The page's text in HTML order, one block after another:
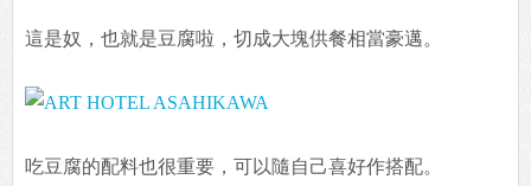
這是奴，也就是豆腐啦，切成大塊供餐相當豪邁。
吃豆腐的配料也很重要，可以隨自己喜好作搭配。